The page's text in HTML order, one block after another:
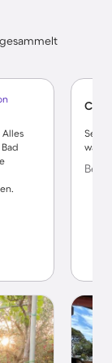
Alles
Sehr
was